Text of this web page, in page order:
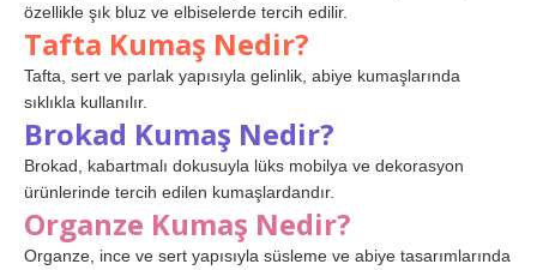
özellikle şık bluz ve elbiselerde tercih edilir.
Tafta Kumaş Nedir?
Tafta, sert ve parlak yapısıyla gelinlik, abiye kumaşlarında
sıklıkla kullanılır.
Brokad Kumaş Nedir?
Brokad, kabartmalı dokusuyla lüks mobilya ve dekorasyon
ürünlerinde tercih edilen kumaşlardandır.
Organze Kumaş Nedir?
Organze, ince ve sert yapısıyla süsleme ve abiye tasarımlarında